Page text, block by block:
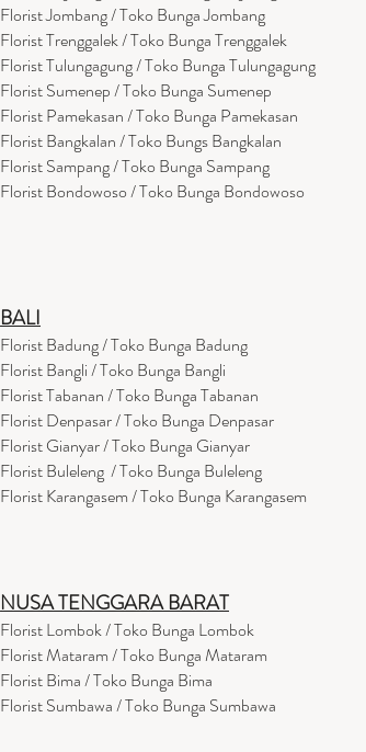
Florist Jombang / Toko Bunga Jombang
Florist Trenggalek / Toko Bunga Trenggalek
Florist Tulungagung / Toko Bunga Tulungagung
Florist Sumenep / Toko Bunga Sumenep
Florist Pamekasan / Toko Bunga Pamekasan
Florist Bangkalan / Toko Bungs Bangkalan
Florist Sampang / Toko Bunga Sampang
Florist Bondowoso / Toko Bunga Bondowoso
BALI
Florist Badung / Toko Bunga Badung
Florist Bangli / Toko Bunga Bangli
FloristTabanan/ Toko Bunga Tabanan
Florist Denpasar / Toko Bunga Denpasar
Florist Gianyar / Toko Bunga Gianyar
Florist Buleleng / Toko Bunga Buleleng
Florist Karangasem / Toko Bunga Karangasem
NUSA TENGGARA BARAT
Florist Lombok / Toko Bunga Lombok
FloristMataram/ Toko Bunga Mataram
Florist Bima / Toko Bunga Bima
Florist Sumbawa / Toko Bunga Sumbawa